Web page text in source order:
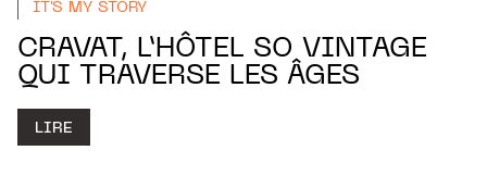
IT'S MY STORY
CRAVAT, L’HÔTEL SO VINTAGE
QUI TRAVERSE LES ÂGES
LIRE